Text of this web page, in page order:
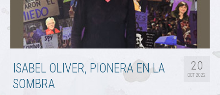
20
OCT 2022
ISABEL OLIVER, PIONERA EN LA
SOMBRA